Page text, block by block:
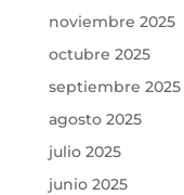
noviembre 2025
octubre 2025
septiembre 2025
agosto 2025
julio 2025
junio 2025